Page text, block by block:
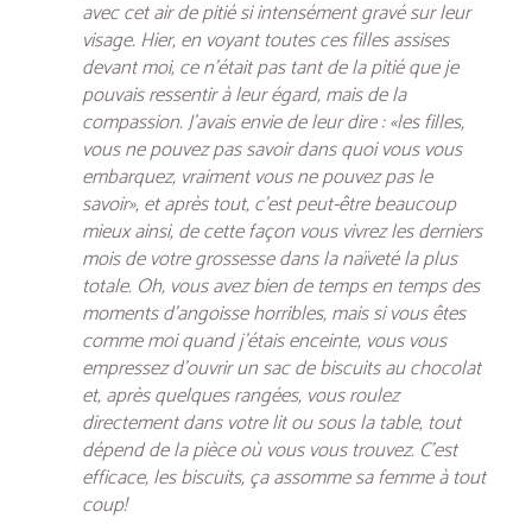
avec cet air de pitié si intensément gravé sur leur
visage. Hier, en voyant toutes ces filles assises
devant moi, ce n’était pas tant de la pitié que je
pouvais ressentir à leur égard, mais de la
compassion. J’avais envie de leur dire : «les filles,
vous ne pouvez pas savoir dans quoi vous vous
embarquez, vraiment vous ne pouvez pas le
savoir», et après tout, c’est peut-être beaucoup
mieux ainsi, de cette façon vous vivrez les derniers
mois de votre grossesse dans la naïveté la plus
totale. Oh, vous avez bien de temps en temps des
moments d’angoisse horribles, mais si vous êtes
comme moi quand j’étais enceinte, vous vous
empressez d’ouvrir un sac de biscuits au chocolat
et, après quelques rangées, vous roulez
directement dans votre lit ou sous la table, tout
dépend de la pièce où vous vous trouvez. C’est
efficace, les biscuits, ça assomme sa femme à tout
coup!